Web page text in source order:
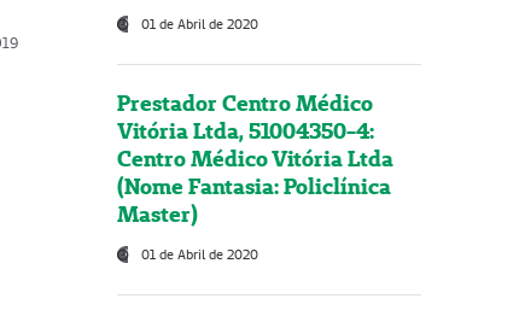
01 de Abril de 2020
Prestador Centro Médico
Vitória Ltda, 51004350-4:
Centro Médico Vitória Ltda
(Nome Fantasia: Policlínica
Master)
01 de Abril de 2020